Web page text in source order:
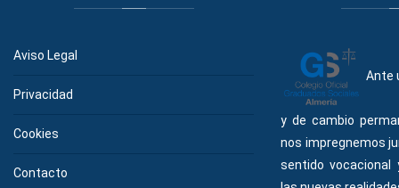
Aviso Legal
Privacidad
Cookies
Contacto
Ante
y de cambio
nos impregnemos
sentido